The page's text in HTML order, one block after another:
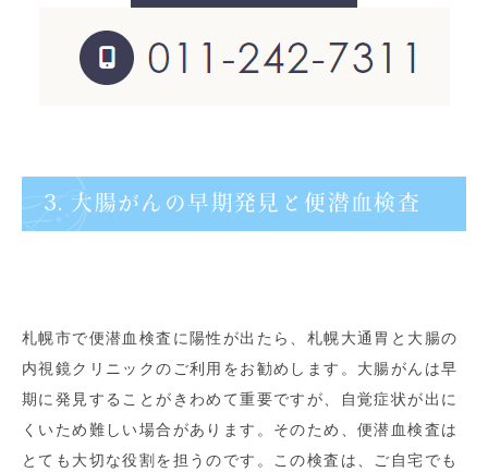
3. 大腸がんの早期発見と便潜血検査
札幌市で便潜血検査に陽性が出たら、札幌大通胃と大腸の
内視鏡クリニックのご利用をお勧めします。大腸がんは早
期に発見することがきわめて重要ですが、自覚症状が出に
くいため難しい場合があります。そのため、便潜血検査は
とても大切な役割を担うのです。この検査は、ご自宅でも